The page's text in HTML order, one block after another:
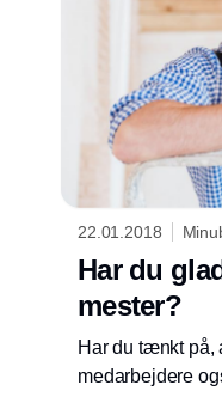
22.01.2018
Har du
mester?
Har du tænkt på,
medarbejdere